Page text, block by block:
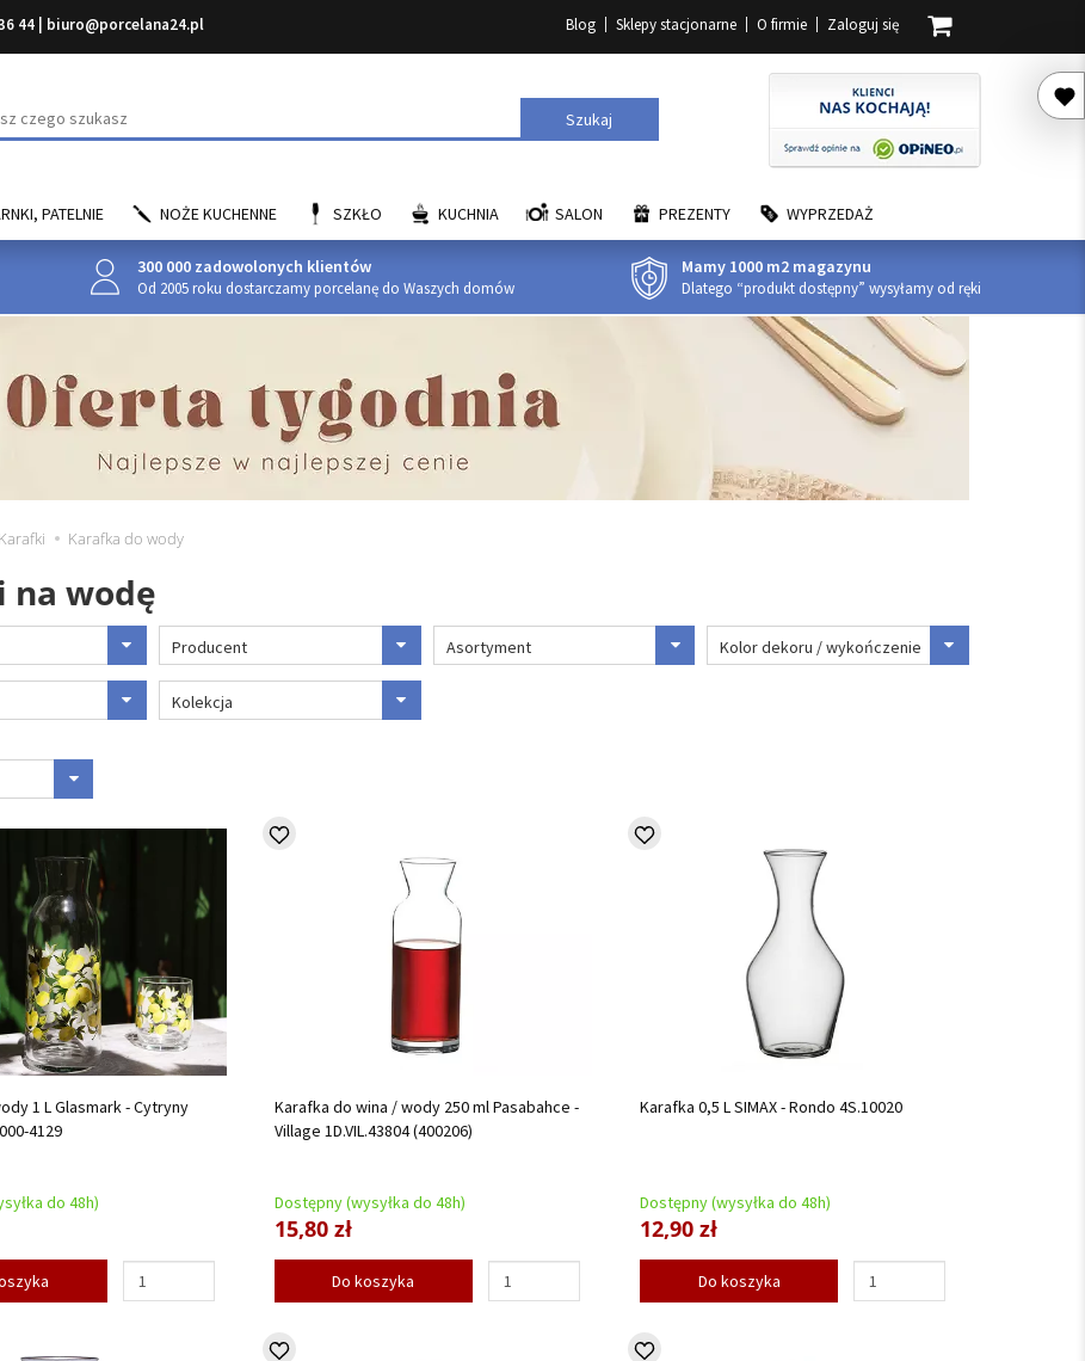
44 biuro@porcelana24.pl Blog Sklepy stacjonarne O firmie Zaloguj się
Szukaj
PATELNIE NOŻE KUCHENNE SZKŁO KUCHNIA SALON PREZENTY WYPRZEDAŻ
300 000 zadowolonych klientów
Od 2005 roku dostarczamy porcelanę do Waszych domów
Mamy 1000 m2 magazynu
Dlatego “produkt dostępny” wysyłamy od ręki
Karafki Karafka do wody
na wodę
Producent Asortyment Kolor dekoru / wykończenie
Kolekcja
1 L Glasmark - Cytryny
4129
do 48h)
Karafka do wina / wody 250 ml Pasabahce -
Village 1D.VIL.43804 (400206)
Dostępny (wysyłka do 48h)
15,80 zł
Do koszyka
Karafka 0,5 L SIMAX - Rondo 4S.10020
Dostępny (wysyłka do 48h)
12,90 zł
Do koszyka